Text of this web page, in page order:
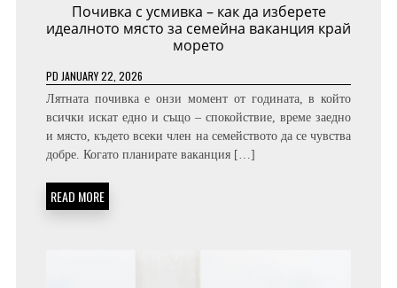
Почивка с усмивка – как да изберете
идеалното място за семейна ваканция край
морето
PD JANUARY 22, 2026
Лятната почивка е онзи момент от годината, в който
всички искат едно и също – спокойствие, време заедно
и място, където всеки член на семейството да се чувства
добре. Когато планирате ваканция […]
READ MORE